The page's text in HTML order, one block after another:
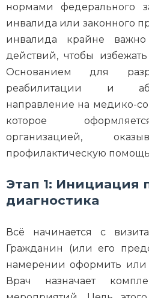
нормами федерального
инвалида или законного
инвалида крайне
действий, чтобы
Основанием для
реабилитации и
направление на медико-
которое
организацией,
профилактическую
Этап 1: Инициация
диагностика
Всё начинается с
Гражданин (или его
намерении оформить
Врач назначает